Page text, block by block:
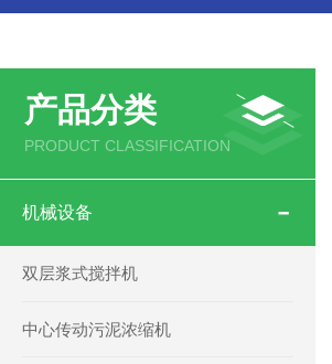
产品分类
PRODUCT CLASSIFICATION
机械设备
双层浆式搅拌机
中心传动污泥浓缩机